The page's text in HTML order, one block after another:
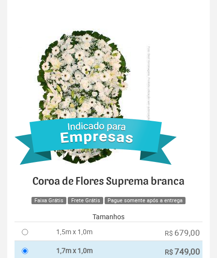
Coroa de Flores Suprema branca
Faixa Grátis Frete Grátis Pague somente após a entrega
Tamanhos
1,5m x 1,0m
R$ 679,00
1,7m x 1,0m R$749,00